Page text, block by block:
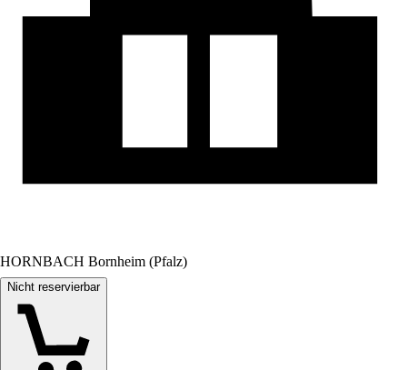
HORNBACH Bornheim (Pfalz)
Nicht reservierbar